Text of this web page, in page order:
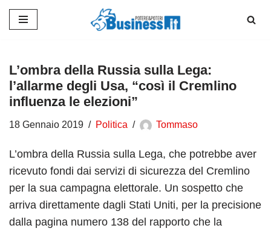
contenuto
L’ombra della Russia sulla Lega:
l’allarme degli Usa, “così il Cremlino
influenza le elezioni”
18 Gennaio 2019 Politica Tommaso
L’ombra della Russia sulla Lega, che potrebbe aver
ricevuto fondi dai servizi di sicurezza del Cremlino
per la sua campagna elettorale. Un sospetto che
arriva direttamente dagli Stati Uniti, per la precisione
dalla pagina numero 138 del rapporto che la